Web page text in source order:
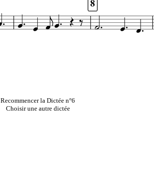
Recommencer la Dictée n°6
Choisir une autre dictée